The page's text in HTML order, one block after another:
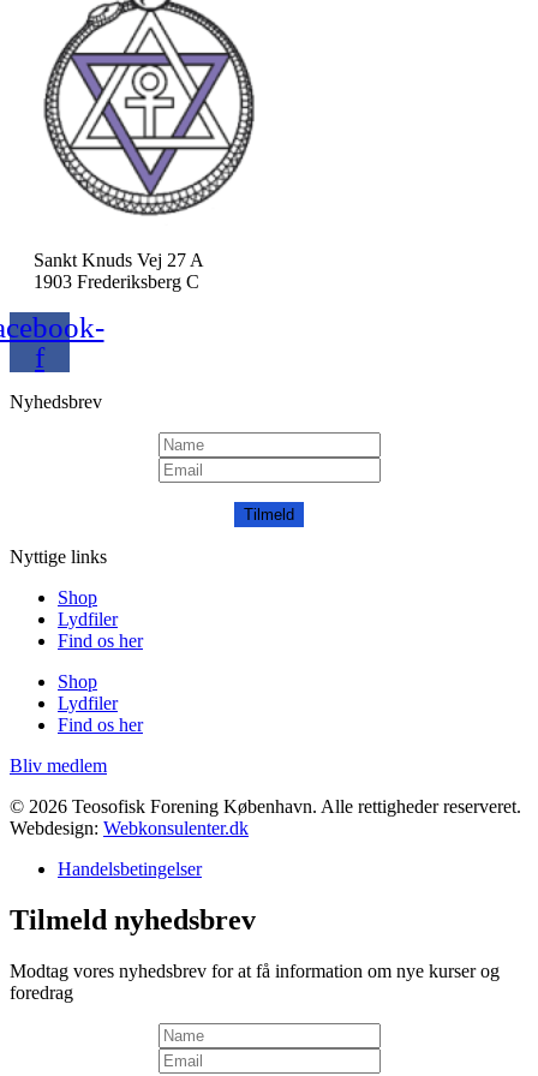
Sankt Knuds Vej 27 A
1903 Frederiksberg C
f
Nyhedsbrev
Tilmeld
Nyttige links
Shop
Lydfiler
Find os her
Shop
Lydfiler
Find os her
Bliv medlem
© 2026 Teosofisk Forening København. Alle rettigheder reserveret.
Webdesign: Webkonsulenter.dk
Handelsbetingelser
Tilmeld nyhedsbrev
Modtag vores nyhedsbrev for at få information om nye kurser og
foredrag